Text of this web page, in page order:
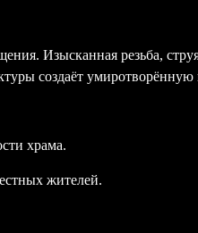
Изысканная резьба,
создаёт
храма.
жителей.